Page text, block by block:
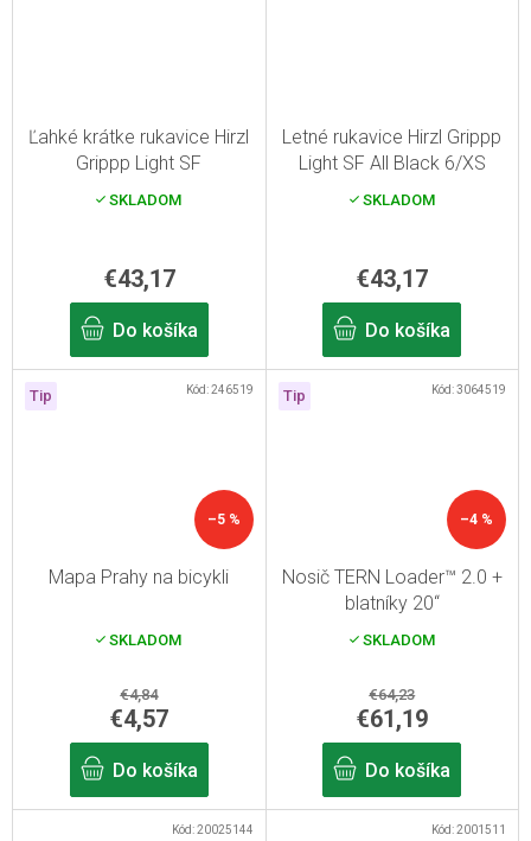
Ľahké krátke rukavice Hirzl
Grippp Light SF
SKLADOM
€43,17
Do košíka
Letné rukavice Hirzl Grippp
Light SF All Black 6/XS
SKLADOM
€43,17
Do košíka
Tip
–5 %
Mapa Prahy na bicykli
SKLADOM
€4,84
€4,57
Do košíka
Kód:246519 Tip
–4 %
Nosič TERN Loader™ 2.0 +
blatníky 20“
SKLADOM
€64,23
€61,19
Do košíka
Kód:3064519
Kód:20025144 Kód:2001511